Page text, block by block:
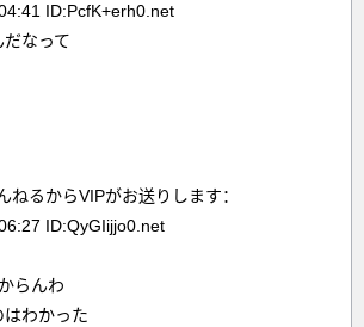
ID:PcfK+erh0.net
なって
ねるからVIPがお送りします：
ID:QyGIijjo0.net
らんわ
はわかった